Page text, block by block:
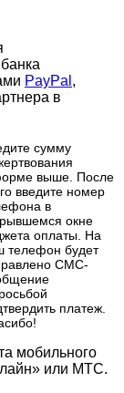
PayPal ,
в
сумму
выше. После
введите номер
в
окне
оплаты. На
телефон будет
СМС-
платеж.
мобильного
или МТС.